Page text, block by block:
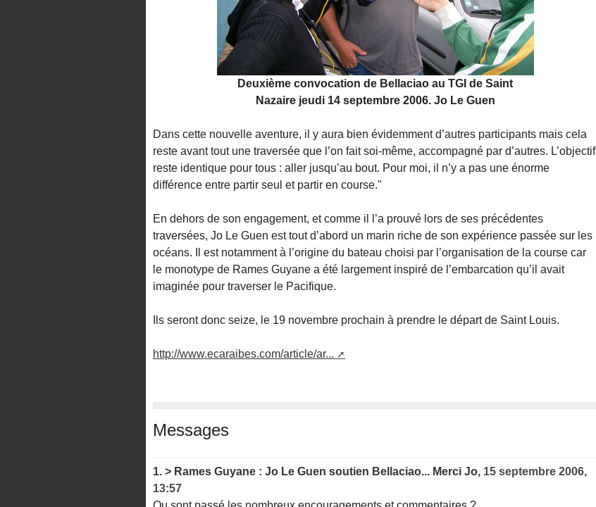
Deuxième convocation de Bellaciao au TGI de Saint
Nazaire jeudi 14 septembre 2006. Jo Le Guen
Dans cette nouvelle aventure, il y aura bien évidemment d’autres participants mais cela
reste avant tout une traversée que l’on fait soi-même, accompagné par d’autres. L’objectif
reste identique pour tous : aller jusqu’au bout. Pour moi, il n’y a pas une énorme
différence entre partir seul et partir en course."
En dehors de son engagement, et comme il l’a prouvé lors de ses précédentes
traversées, Jo Le Guen est tout d’abord un marin riche de son expérience passée sur les
océans. Il est notamment à l’origine du bateau choisi par l’organisation de la course car
le monotype de Rames Guyane a été largement inspiré de l’embarcation qu’il avait
imaginée pour traverser le Pacifique.
Ils seront donc seize, le 19 novembre prochain à prendre le départ de Saint Louis.
http://www.ecaraibes.com/article/ar...
Messages
1. > Rames Guyane : Jo Le Guen soutien Bellaciao... Merci Jo, 15 septembre 2006,
13:57